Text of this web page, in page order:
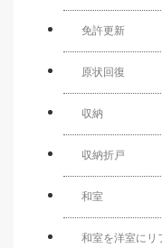
免許更新
原状回復
収納
収納折戸
和室
和室を洋室にリ